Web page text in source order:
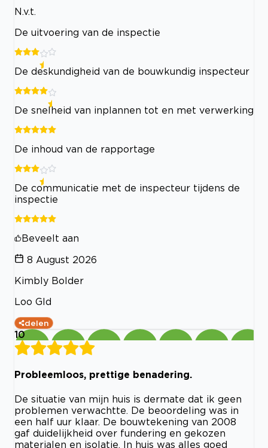
N.v.t.
De uitvoering van de inspectie
De deskundigheid van de bouwkundig inspecteur
De snelheid van inplannen tot en met verwerking
De inhoud van de rapportage
De communicatie met de inspecteur tijdens de
inspectie
Beveelt aan
8 August 2026
Kimbly Bolder
Loo Gld
delen
10
Probleemloos, prettige benadering.
De situatie van mijn huis is dermate dat ik geen
problemen verwachtte. De beoordeling was in
een half uur klaar. De bouwtekening van 2008
gaf duidelijkheid over fundering en gekozen
materialen en isolatie. In huis was alles goed